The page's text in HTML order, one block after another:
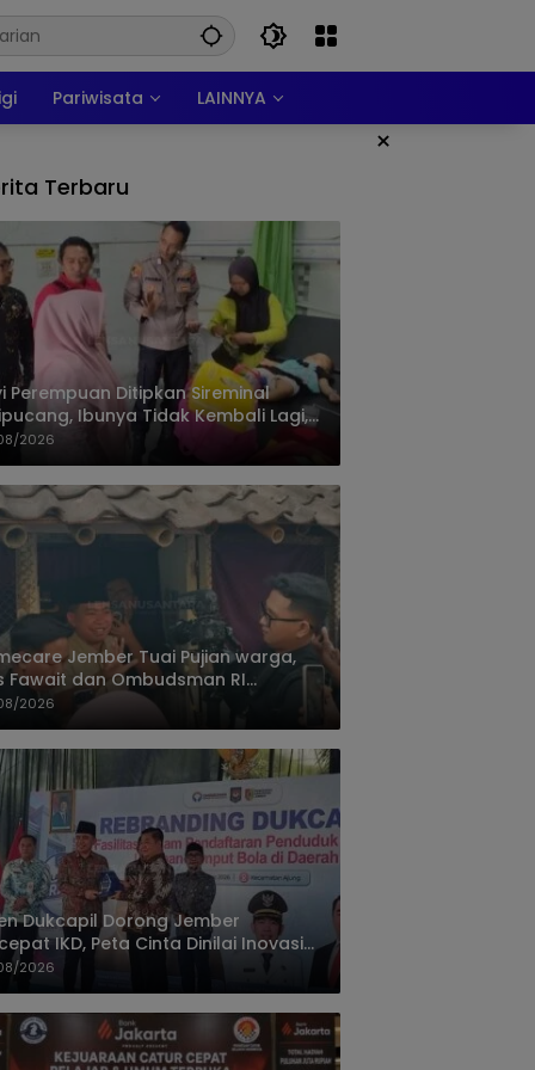
Pariwisata LAINNYA
×
Terbaru
Perempuan Ditipkan Sireminal
Ibunya Tidak Kembali Lagi,
Telusuri Keberadaan Orang Tua
2026
Jember Tuai Pujian warga,
Fawait dan Ombudsman RI
Layanan Kesehatan Rumah
2026
Dukcapil Dorong Jember
IKD, Peta Cinta Dinilai Inovasi
Terbaik
2026